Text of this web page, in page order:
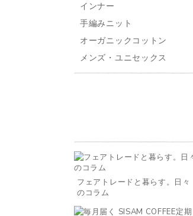
インナー
手編みニット
オーガニックコットン
メンズ・ユニセックス
フェアトレードと暮らす。日々
のコラム